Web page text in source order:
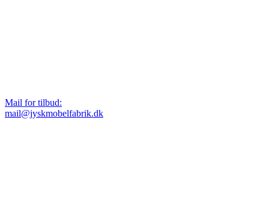
Mail for tilbud:
mail@jyskmobelfabrik.dk